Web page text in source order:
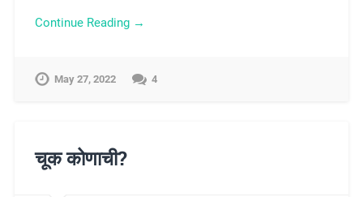
Continue Reading →
May 27, 2022 4
चूक कोणाची?